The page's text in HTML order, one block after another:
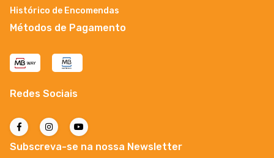
Histórico de Encomendas
Métodos de Pagamento
Redes Sociais
Subscreva-se na nossa Newsletter